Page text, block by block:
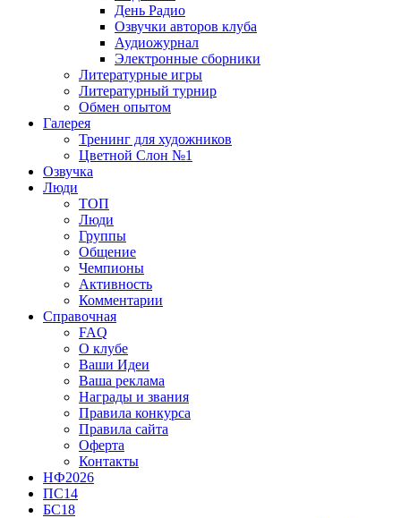
День Радио
Озвучки авторов клуба
Аудиожурнал
Электронные сборники
Литературные игры
Литературный турнир
Обмен опытом
Галерея
Тренинг для художников
Цветной Слон №1
Озвучка
Люди
ТОП
Люди
Группы
Общение
Чемпионы
Активность
Комментарии
Справочная
FAQ
О клубе
Ваши Идеи
Ваша реклама
Награды и звания
Правила конкурса
Правила сайта
Оферта
Контакты
НФ2026
ПС14
БС18